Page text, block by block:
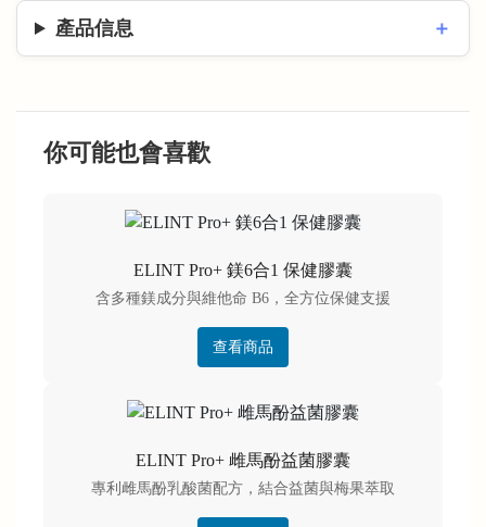
產品信息
你可能也會喜歡
ELINT Pro+ 鎂6合1 保健膠囊
含多種鎂成分與維他命 B6，全方位保健支援
查看商品
ELINT Pro+ 雌馬酚益菌膠囊
專利雌馬酚乳酸菌配方，結合益菌與梅果萃取